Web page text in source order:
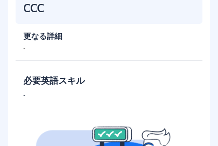
CCC
更なる詳細
-
必要英語スキル
-